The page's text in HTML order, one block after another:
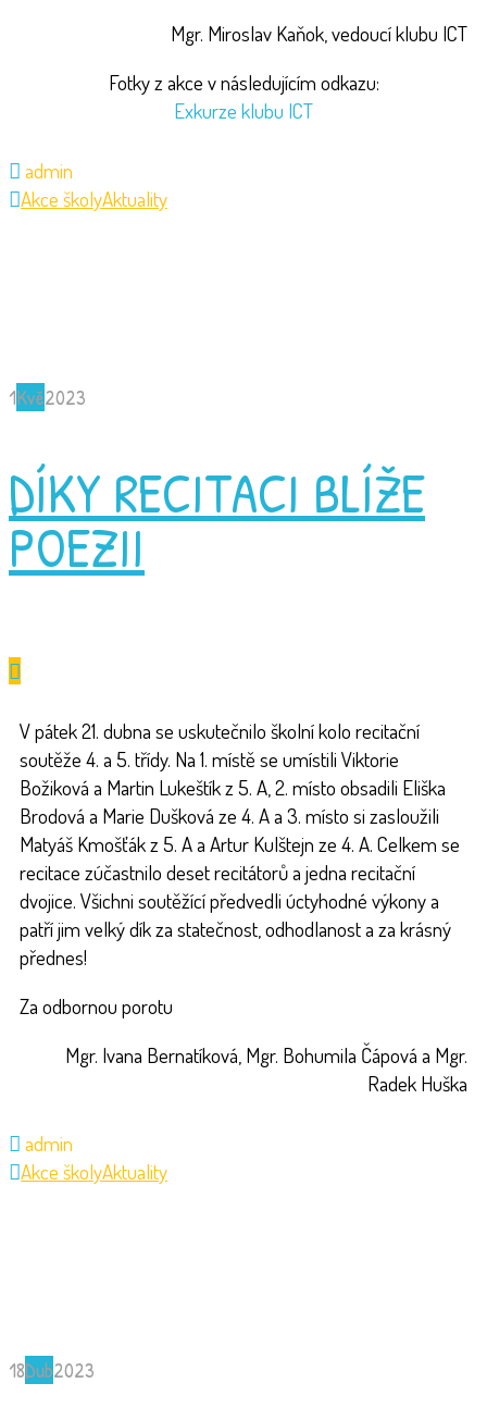
Mgr. Miroslav Kaňok, vedoucí klubu ICT
Fotky z akce v následujícím odkazu:
Exkurze klubu ICT
admin
Akce školyAktuality
1Kvě2023
DÍKY RECITACI BLÍŽE
POEZII
V pátek 21. dubna se uskutečnilo školní kolo recitační
soutěže 4. a 5. třídy. Na 1. místě se umístili Viktorie
Božiková a Martin Lukeštík z 5. A, 2. místo obsadili Eliška
Brodová a Marie Dušková ze 4. A a 3. místo si zasloužili
Matyáš Kmošťák z 5. A a Artur Kulštejn ze 4. A. Celkem se
recitace zúčastnilo deset recitátorů a jedna recitační
dvojice. Všichni soutěžící předvedli úctyhodné výkony a
patří jim velký dík za statečnost, odhodlanost a za krásný
přednes!
Za odbornou porotu
Mgr. Ivana Bernatíková, Mgr. Bohumila Čápová a Mgr.
Radek Huška
admin
Akce školyAktuality
18Dub2023